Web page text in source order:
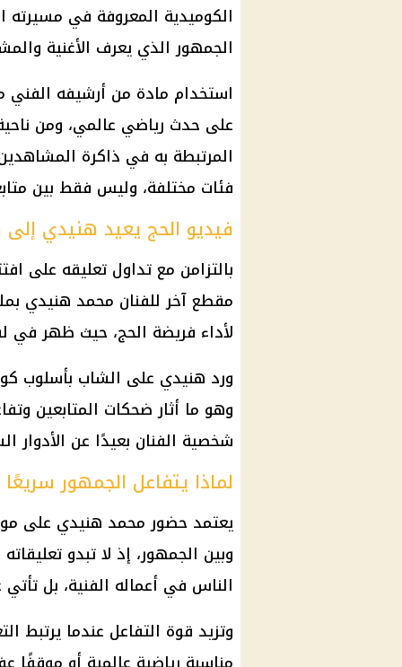
الكوميدية المعروفة في مسيرته
الجمهور الذي يعرف الأغنية
استخدام مادة من أرشيفه الفني
على حدث رياضي عالمي، ومن
المرتبطة به في ذاكرة
فئات مختلفة، وليس فقط بين
فيديو الحج يعيد هنيدي إلى
مقطع آخر للفنان محمد هنيدي
لأداء فريضة الحج، حيث ظهر في
ورد هنيدي على الشاب بأسلوب
وهو ما أثار ضحكات المتابعين
شخصية الفنان بعيدًا عن الأدوار
لماذا يتفاعل الجمهور
يعتمد حضور محمد هنيدي على
وبين الجمهور، إذ لا تبدو
الناس في أعماله الفنية، بل
وتزيد قوة التفاعل عندما يرتبط